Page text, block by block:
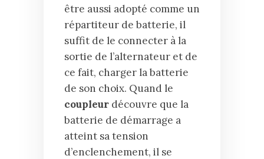
être aussi adopté comme un
répartiteur de batterie, il
suffit de le connecter à la
sortie de l’alternateur et de
ce fait, charger la batterie
de son choix. Quand le
coupleur découvre que la
batterie de démarrage a
atteint sa tension
d’enclenchement, il se